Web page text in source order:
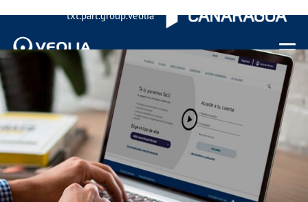
txt.part.group.veolia
Menu